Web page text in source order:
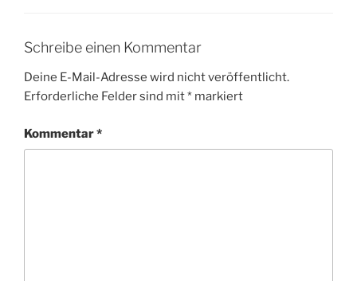
Schreibe einen Kommentar
Deine E-Mail-Adresse wird nicht veröffentlicht.
Erforderliche Felder sind mit* markiert
Kommentar*